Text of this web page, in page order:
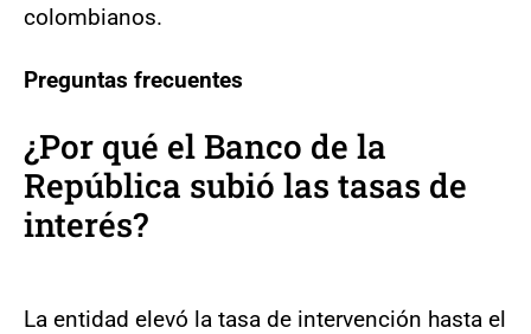
colombianos.
Preguntas frecuentes
¿Por qué el Banco de la
República subió las tasas de
interés?
La entidad elevó la tasa de intervención hasta el